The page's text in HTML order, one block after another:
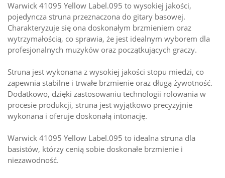
Warwick 41095 Yellow Label.095 to wysokiej jakości,
pojedyncza struna przeznaczona do gitary basowej.
Charakteryzuje się ona doskonałym brzmieniem oraz
wytrzymałością, co sprawia, że jest idealnym wyborem dla
profesjonalnych muzyków oraz początkujących graczy.
Struna jest wykonana z wysokiej jakości stopu miedzi, co
zapewnia stabilne i trwałe brzmienie oraz długą żywotność.
Dodatkowo, dzięki zastosowaniu technologii rolowania w
procesie produkcji, struna jest wyjątkowo precyzyjnie
wykonana i oferuje doskonałą intonację.
Warwick 41095 Yellow Label.095 to idealna struna dla
basistów, którzy cenią sobie doskonałe brzmienie i
niezawodność.